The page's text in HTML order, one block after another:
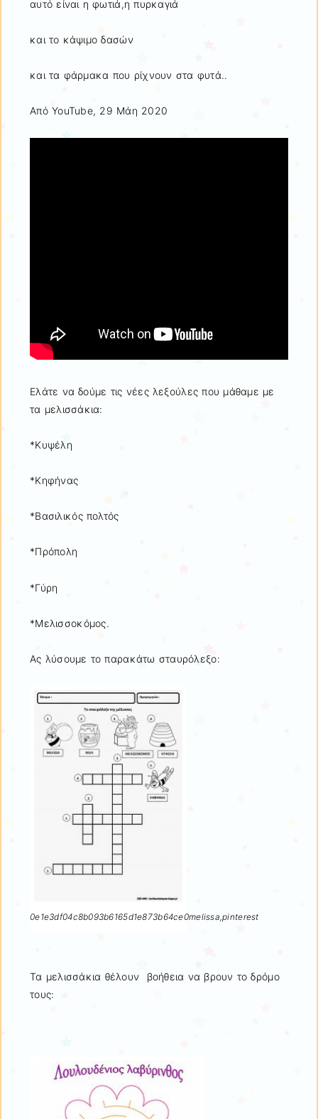
αυτό είναι η φωτιά,η πυρκαγιά
και το κάψιμο δασών
και τα φάρμακα που ρίχνουν στα φυτά..
Από YouTube, 29 Mάη 2020
Ελάτε να δούμε τις νέες λεξούλες που μάθαμε με
τα μελισσάκια:
*Κυψέλη
*Κηφήνας
*Βασιλικός πολτός
*Πρόπολη
*Γύρη
*Μελισσοκόμος.
Ας λύσουμε το παρακάτω σταυρόλεξο:
0e1e3df04c8b093b6165d1e873b64ce0melissa,pinterest
Τα μελισσάκια θέλουν βοήθεια να βρουν το δρόμο
τους: